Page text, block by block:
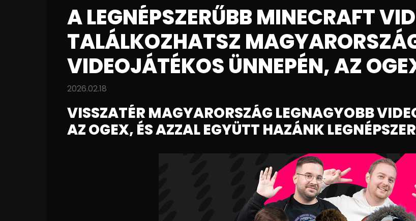
A LEGNÉPSZERŰBB MINECRAFT
TALÁLKOZHATSZ
VIDEOJÁTÉKOS ÜNNEPÉN, AZ
2026.02.18
VISSZATÉR MAGYARORSZÁG LEGNAGYOBB
AZ OGEX, ÉS AZZAL EGYÜTT HAZÁNK